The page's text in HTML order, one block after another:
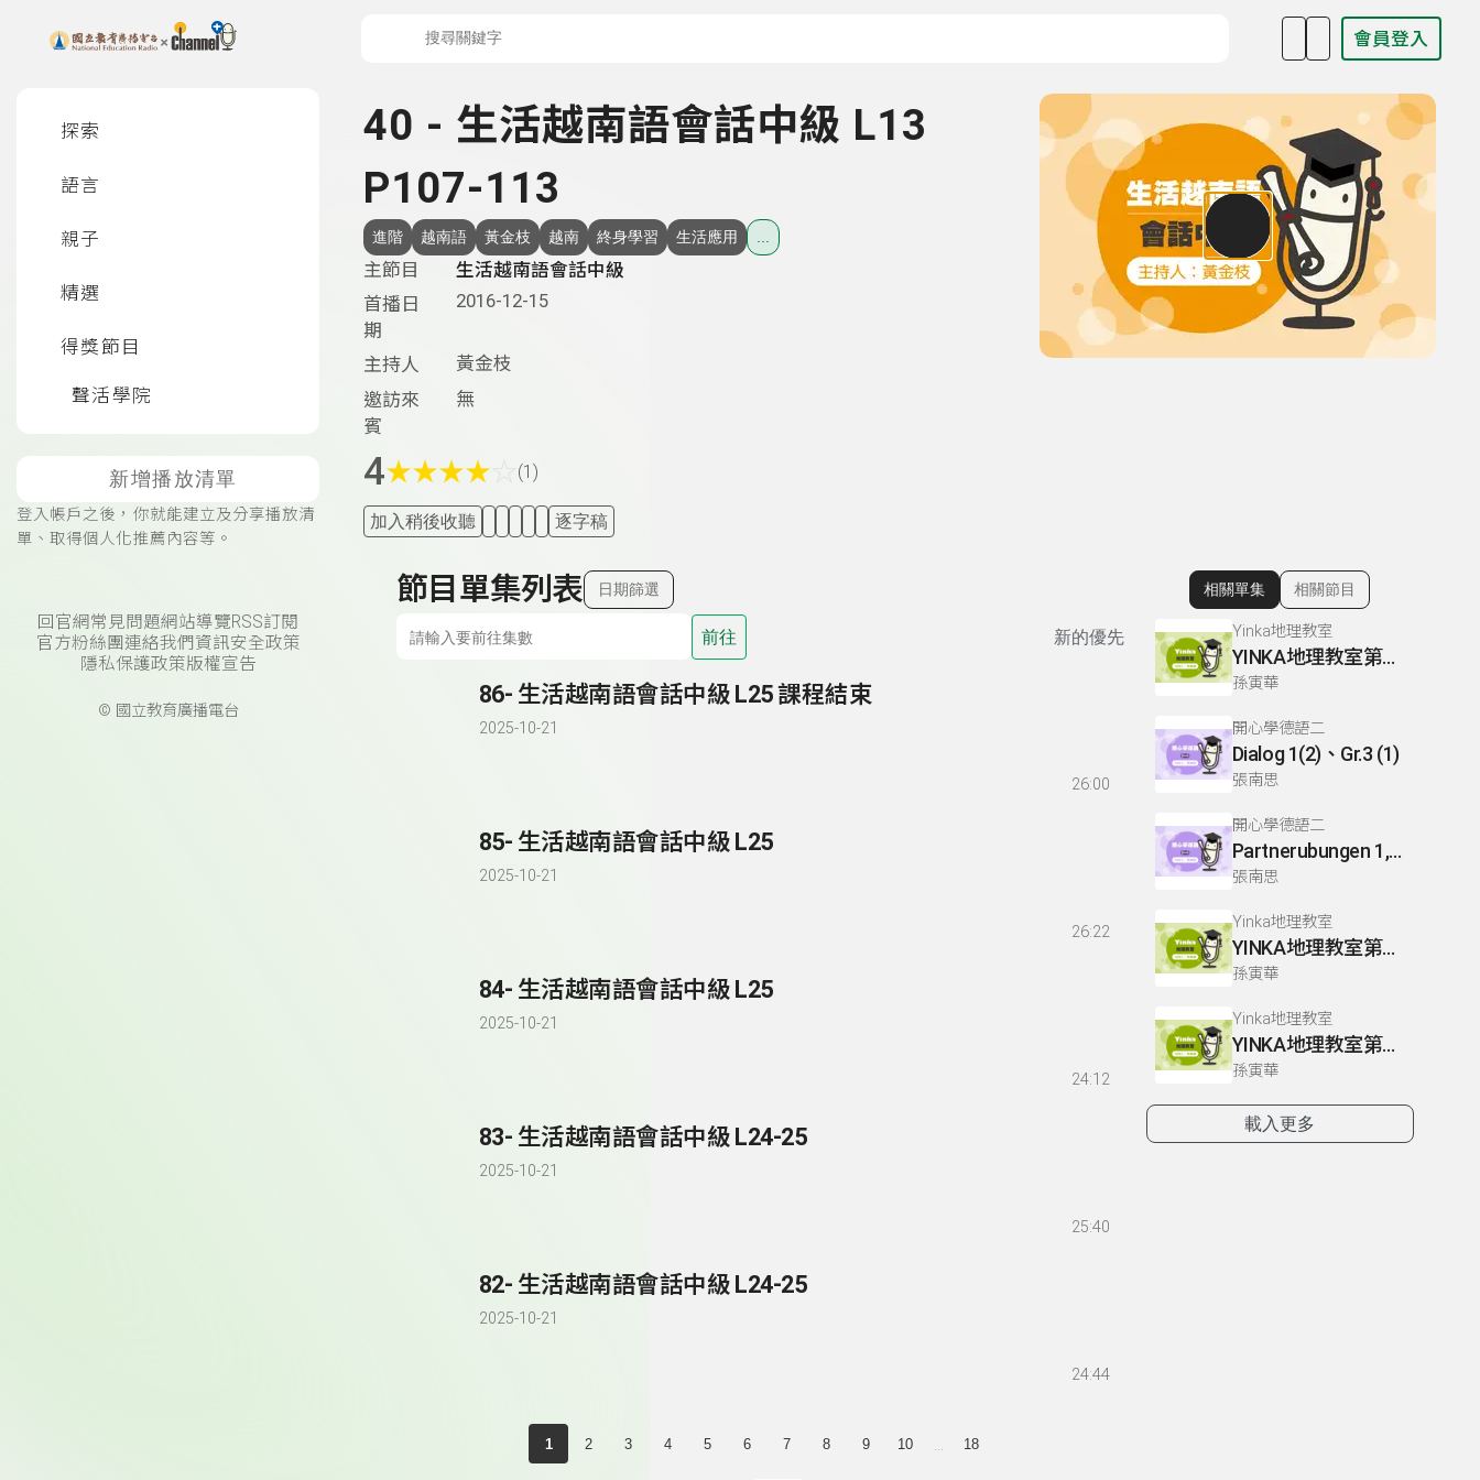
上方功能區塊 會員登入
探索
語言
親子
精選
得獎節目
聲活學院
新增播放清單
登入帳戶之後，你就能建立及分享播放清
單、取得個人化推薦內容等。
回官網常見問題網站導覽RSS訂閱
官方粉絲團連絡我們 資訊安全政策
隱私保護政策版權宣告
© 國立教育廣播電台
40 - 生活越南語會話中級 L13
P107-113
進階 越南語 黃金枝 越南 終身學習 生活應用
主節目
生活越南語會話中級
首播日
期
2016-12-15
主持人
黃金枝
邀訪來
賓
無
4★★★★ (1)
加入稍後收聽 逐字稿
節目單集列表 日期篩選
前往 新的優先
86- 生活越南語會話中級 L25 課程結束
2025-10-21
26:00
85- 生活越南語會話中級 L25
2025-10-21
26:22
84- 生活越南語會話中級 L25
2025-10-21
24:12
83- 生活越南語會話中級 L24-25
2025-10-21
25:40
82- 生活越南語會話中級 L24-25
2025-10-21
24:44
1 2 3 4 5 6 7 8 9 10 18
顯示相關單集
相關單集 相關節目
Yinka地理教室
YINKA地理教室第二冊 P51-53
孫寅華
開心學德語二
Dialog 1(2)、Gr.3 (1)
張南思
開心學德語二
Partnerubungen 1,4,5 (2)、U1、Gr.3(1)
張南思
Yinka地理教室
YINKA地理教室第二冊 P26-27
孫寅華
Yinka地理教室
YINKA地理教室第二冊 P31-34
孫寅華
載入更多